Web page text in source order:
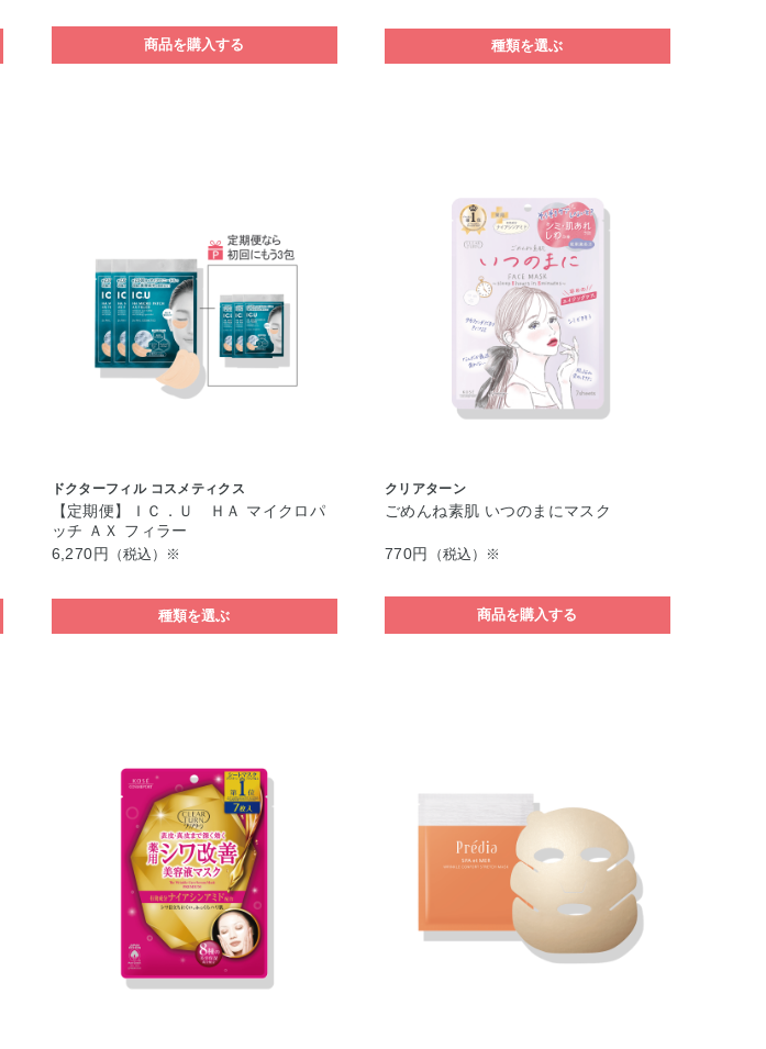
商品を購入する 種類を選ぶ
ドクターフィル コスメティクス
【定期便】ＩＣ．Ｕ ＨＡ マイクロパ
ッチ ＡＸ フィラー
6,270円
（税込）※
種類を選ぶ
クリアターン
ごめんね素肌 いつのまにマスク
770円 （税込）※
商品を購入する